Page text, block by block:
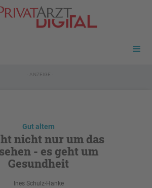
- ANZEIGE -
Gut altern
nicht nur um das
- es geht um
Gesundheit
Ines Schulz-Hanke